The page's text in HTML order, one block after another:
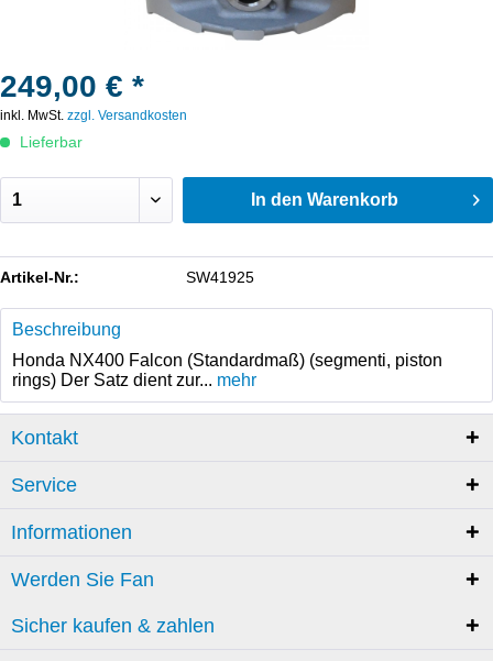
249,00 € *
inkl. MwSt. zzgl. Versandkosten
Lieferbar
In den Warenkorb
Artikel-Nr.: SW41925
Beschreibung
Honda NX400 Falcon (Standardmaß) (segmenti, piston
rings) Der Satz dient zur... mehr
Kontakt
Service
Informationen
Werden Sie Fan
Sicher kaufen & zahlen